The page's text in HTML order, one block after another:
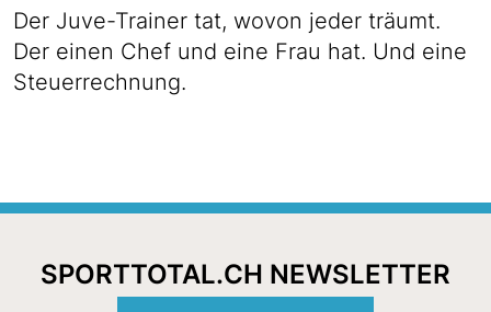
Der Juve-Trainer tat, wovon jeder träumt.
Der einen Chef und eine Frau hat. Und eine
Steuerrechnung.
SPORTTOTAL.CH NEWSLETTER